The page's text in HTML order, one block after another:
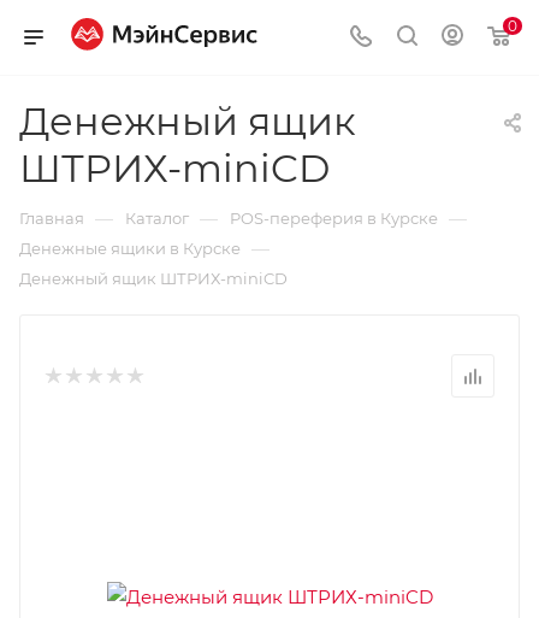
0
Денежный ящик
ШТРИХ-miniCD
Главная — Каталог — POS-переферия в Курске —
Денежные ящики в Курске —
Денежный ящик ШТРИХ-miniCD